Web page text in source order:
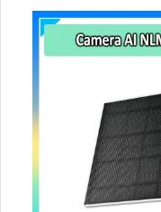
microSD tối đa 512 GB